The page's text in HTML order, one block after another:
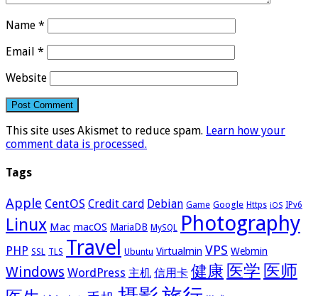
Name *
Email *
Website
This site uses Akismet to reduce spam. Learn how your
comment data is processed.
Tags
Apple CentOS Credit card Debian Game Google Https iOS IPv6
Linux Mac macOS MariaDB MySQL Photography
PHP SSL TLS Travel Ubuntu Virtualmin VPS Webmin
Windows WordPress 主机 信用卡 健康 医学 医师